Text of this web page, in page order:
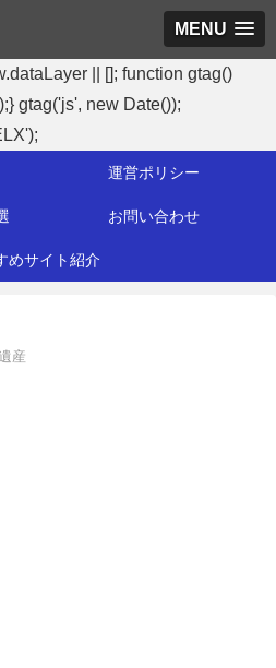
MENU
|| []; function gtag()
gtag('js', new Date());
運営ポリシー
お問い合わせ
めサイト紹介
産